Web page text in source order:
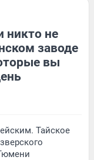
никто не
заводе
вы
Тайское